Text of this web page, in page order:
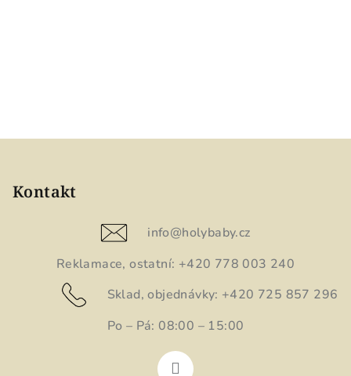
Kontakt
info@holybaby.cz
Reklamace, ostatní: +420 778 003 240
Sklad, objednávky: +420 725 857 296
Po – Pá: 08:00 – 15:00